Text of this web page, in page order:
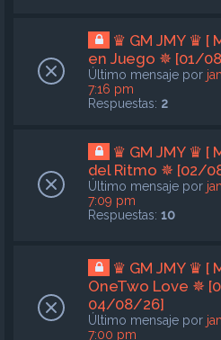
♛ GM JMY ♛ [
en Juego ✵ [01/
Último mensaje por
7:16 pm
Respuestas: 2
♛ GM JMY ♛ [
del Ritmo ✵ [02/
Último mensaje por
7:09 pm
Respuestas: 10
♛ GM JMY ♛ [
OneTwo Love ✵
04/08/26]
Último mensaje por
7:00 pm